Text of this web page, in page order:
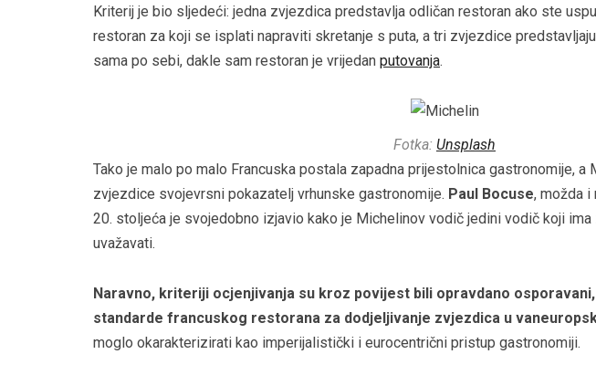
Kriterij je bio sljedeći: jedna zvjezdica predstavlja odličan restoran ako ste
restoran za koji se isplati napraviti skretanje s puta, a tri zvjezdice
sama po sebi, dakle sam restoran je vrijedan putovanja.
Fotka: Unsplash
Tako je malo po malo Francuska postala zapadna prijestolnica gastronomije, a
zvjezdice svojevrsni pokazatelj vrhunske gastronomije. Paul Bocuse, možda i
20. stoljeća je svojedobno izjavio kako je Michelinov vodič jedini vodič koji
uvažavati.
Naravno, kriteriji ocjenjivanja su kroz povijest bili opravdano
standarde francuskog restorana za dodjeljivanje zvjezdica u
moglo okarakterizirati kao imperijalistički i eurocentrični pristup gastronomiji.